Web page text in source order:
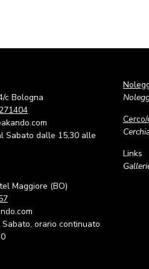
c Bologna
Sabato dalle 15,30 alle
Maggiore (BO)
orario continuato
Links